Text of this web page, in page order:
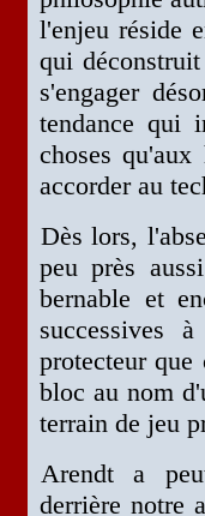
l'enjeu réside
qui
s'engager
tendance qui
choses
accorder au
Dès lors,
peu près
bernable et
successives
protecteur
bloc au nom
terrain de jeu
Arendt a
derrière notre